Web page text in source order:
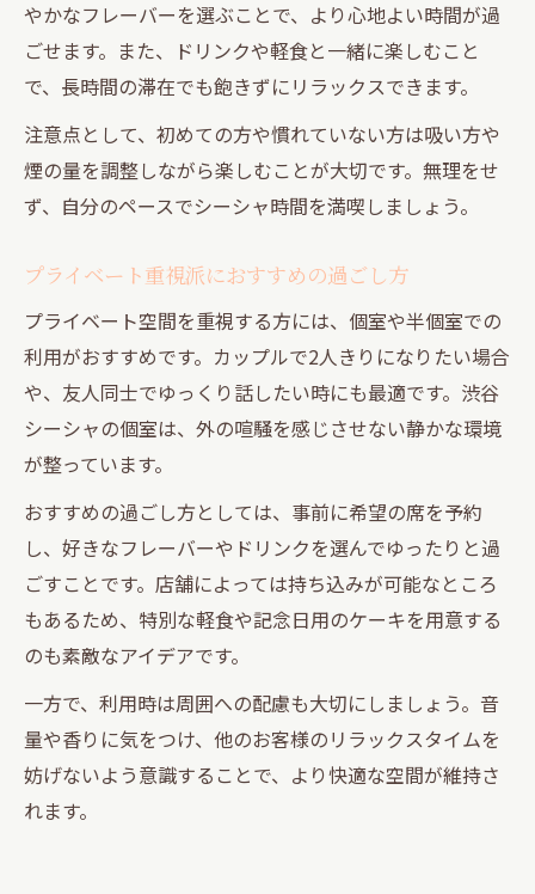
やかなフレーバーを選ぶことで、より心地よい時間が過
ごせます。また、ドリンクや軽食と一緒に楽しむこと
で、長時間の滞在でも飽きずにリラックスできます。
注意点として、初めての方や慣れていない方は吸い方や
煙の量を調整しながら楽しむことが大切です。無理をせ
ず、自分のペースでシーシャ時間を満喫しましょう。
プライベート重視派におすすめの過ごし方
プライベート空間を重視する方には、個室や半個室での
利用がおすすめです。カップルで2人きりになりたい場合
や、友人同士でゆっくり話したい時にも最適です。渋谷
シーシャの個室は、外の喧騒を感じさせない静かな環境
が整っています。
おすすめの過ごし方としては、事前に希望の席を予約
し、好きなフレーバーやドリンクを選んでゆったりと過
ごすことです。店舗によっては持ち込みが可能なところ
もあるため、特別な軽食や記念日用のケーキを用意する
のも素敵なアイデアです。
一方で、利用時は周囲への配慮も大切にしましょう。音
量や香りに気をつけ、他のお客様のリラックスタイムを
妨げないよう意識することで、より快適な空間が維持さ
れます。